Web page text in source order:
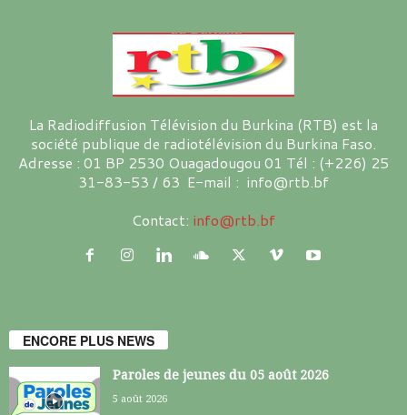
La Radiodiffusion Télévision du Burkina (RTB) est la
société publique de radiotélévision du Burkina Faso.
Adresse : 01 BP 2530 Ouagadougou 01 Tél : (+226) 25
31-83-53 / 63 E-mail : info@rtb.bf
Contact: info@rtb.bf
ENCORE PLUS NEWS
Paroles de jeunes du 05 août 2026
5 août 2026